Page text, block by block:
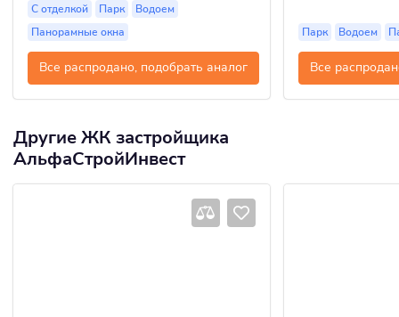
С отделкой Парк
Водоем
Панорамные окна
Все распродано, подобрать аналог
Парк Водоем
Все
Другие ЖК застройщика
АльфаСтройИнвест